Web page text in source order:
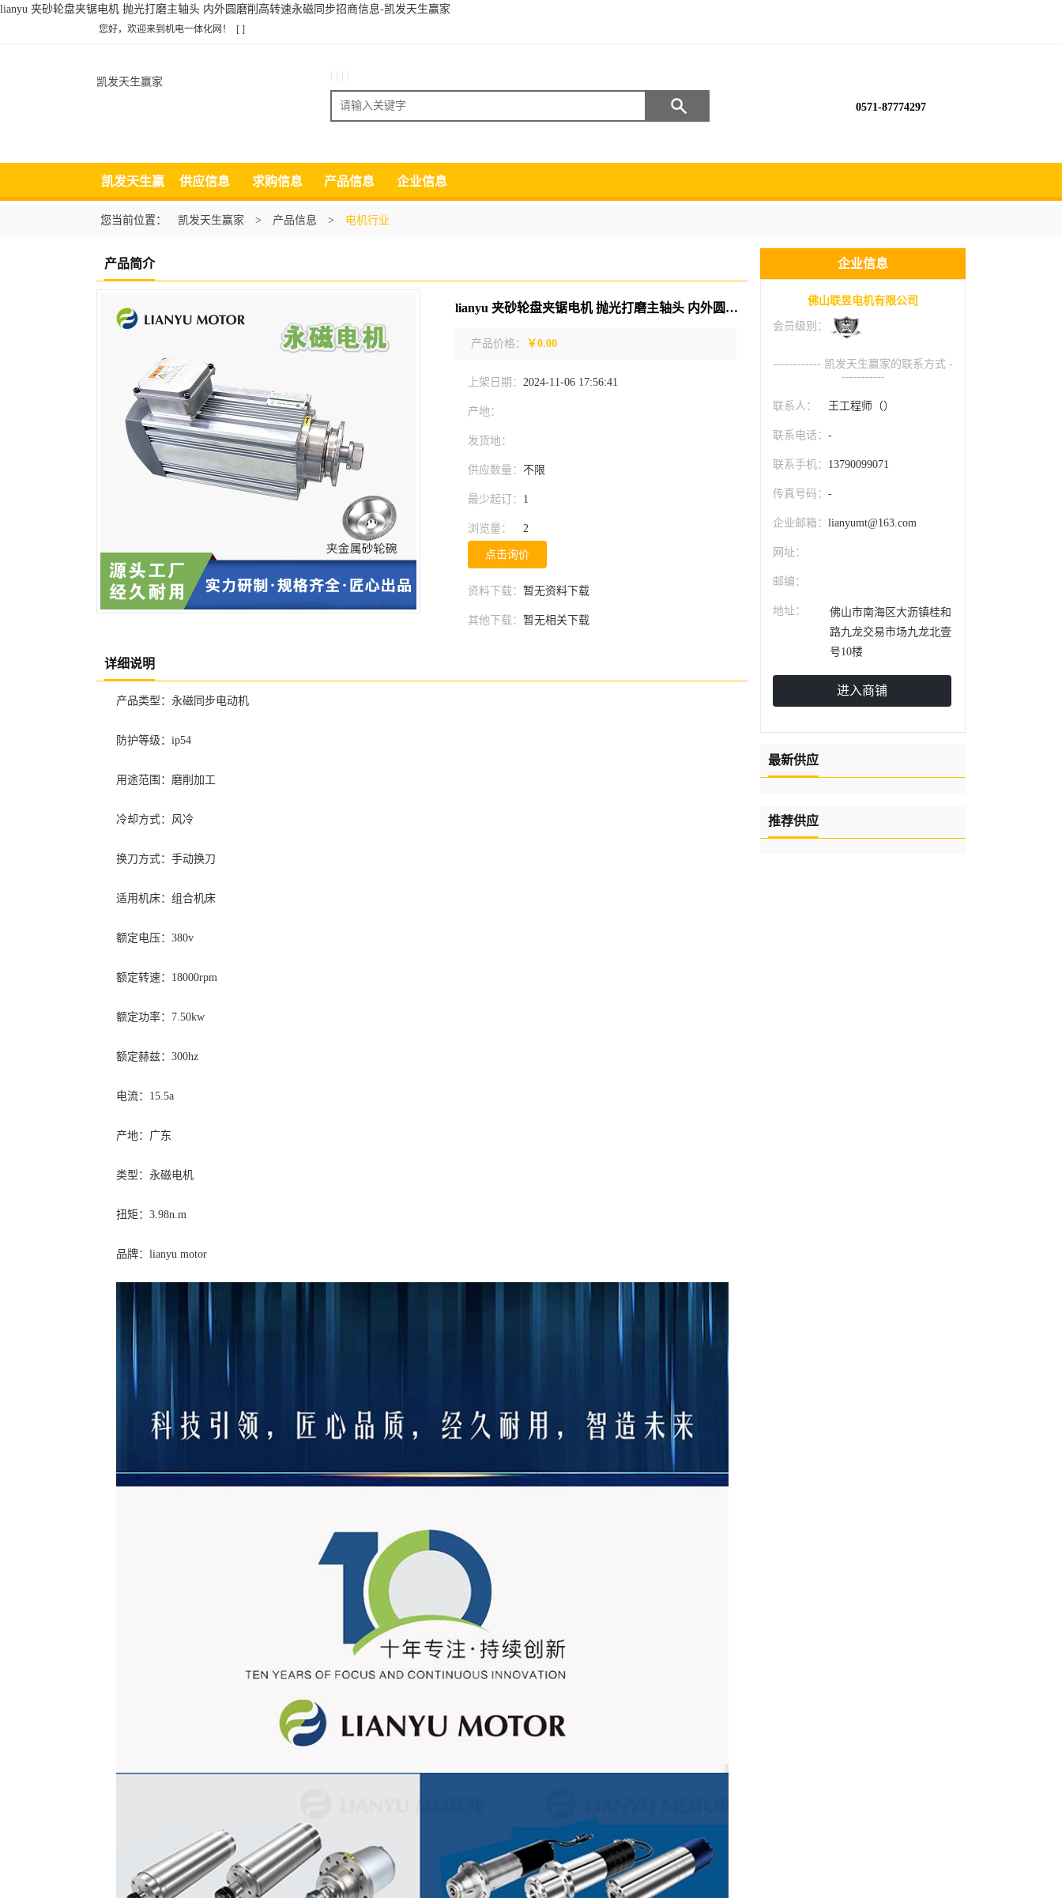
lianyu 夹砂轮盘夹锯电机 抛光打磨主轴头 内外圆磨削高转速永磁同步招商信息-凯发天生赢家
您好，欢迎来到机电一体化网！ [ ]
凯发天生赢家
搜索 0571-87774297
凯发天生赢
家
供应信息 求购信息 产品信息 企业信息
您当前位置： 凯发天生赢家 > 产品信息 > 电机行业
产品简介
lianyu 夹砂轮盘夹锯电机 抛光打磨主轴头 内外圆磨削高转速永磁同步
产品价格： ￥0.00
上架日期： 2024-11-06 17:56:41
产地：
发货地：
供应数量： 不限
最少起订： 1
浏览量： 2
点击询价
资料下载： 暂无资料下载
其他下载： 暂无相关下载
详细说明
产品类型：永磁同步电动机
防护等级：ip54
用途范围：磨削加工
冷却方式：风冷
换刀方式：手动换刀
适用机床：组合机床
额定电压：380v
额定转速：18000rpm
额定功率：7.50kw
额定赫兹：300hz
电流：15.5a
产地：广东
类型：永磁电机
扭矩：3.98n.m
品牌：lianyu motor
企业信息
佛山联昱电机有限公司
会员级别：
------------ 凯发天生赢家的联系方式 -
-----------
联系人： 王工程师（）
联系电话： -
联系手机： 13790099071
传真号码： -
企业邮箱： lianyumt@163.com
网址：
邮编：
地址：
佛山市南海区大沥镇桂和
路九龙交易市场九龙北壹
号10楼
进入商铺
最新供应
推荐供应